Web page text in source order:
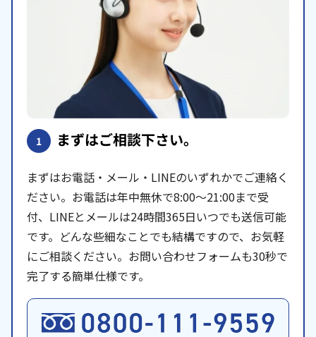
1 まずはご相談下さい。
まずはお電話・メール・LINEのいずれかでご連絡く
ださい。お電話は年中無休で8:00〜21:00まで受
付、LINEとメールは24時間365日いつでも送信可能
です。どんな些細なことでも結構ですので、お気軽
にご相談ください。お問い合わせフォームも30秒で
完了する簡単仕様です。